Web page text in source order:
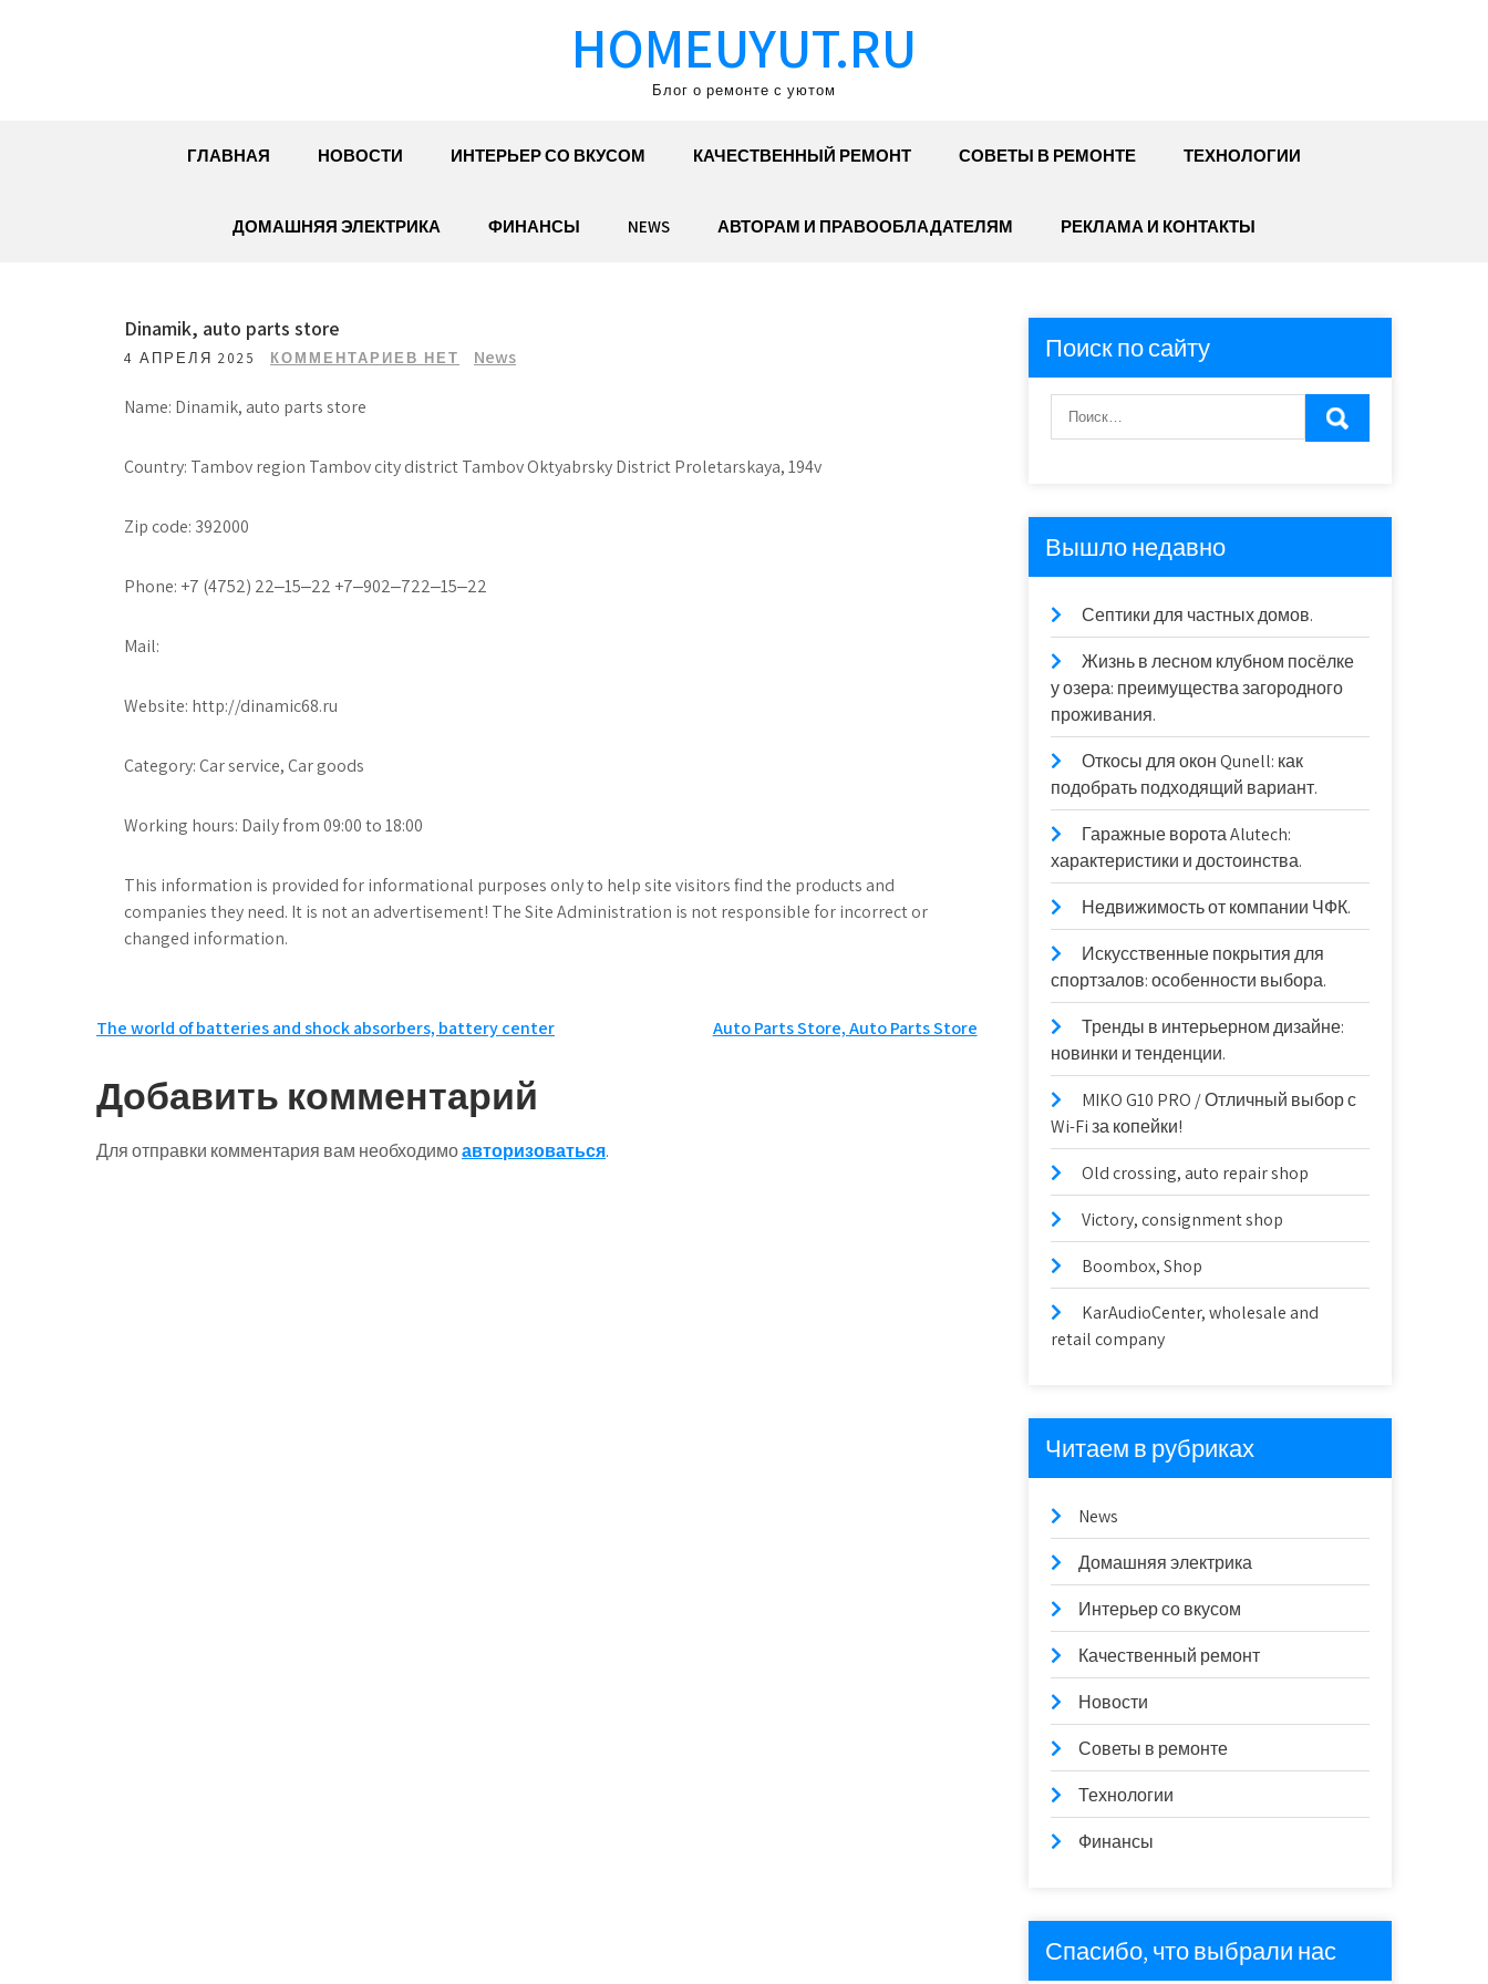
HOMEUYUT.RU
Блог о ремонте с уютом
ГЛАВНАЯ НОВОСТИ ИНТЕРЬЕР СО ВКУСОМ КАЧЕСТВЕННЫЙ РЕМОНТ СОВЕТЫ В РЕМОНТЕ ТЕХНОЛОГИИ
ДОМАШНЯЯ ЭЛЕКТРИКА ФИНАНСЫ NEWS АВТОРАМ И ПРАВООБЛАДАТЕЛЯМ РЕКЛАМА И КОНТАКТЫ
Dinamik, auto parts store
4 АПРЕЛЯ 2025 КОММЕНТАРИЕВ НЕТ News
Name: Dinamik, auto parts store
Country: Tambov region Tambov city district Tambov Oktyabrsky District Proletarskaya, 194v
Zip code: 392000
Phone: +7 (4752) 22‒15‒22 +7‒902‒722‒15‒22
Mail:
Website: http://dinamic68.ru
Category: Car service, Car goods
Working hours: Daily from 09:00 to 18:00
This information is provided for informational purposes only to help site visitors find the products and
companies they need. It is not an advertisement! The Site Administration is not responsible for incorrect or
changed information.
Навигация
по
записям
The world of batteries and shock absorbers, battery center Auto Parts Store, Auto Parts Store
Добавить комментарий
Для отправки комментария вам необходимоавторизоваться.
Поиск по сайту
Вышло недавно
Септики для частных домов.
Жизнь в лесном клубном посёлке
у озера: преимущества загородного
проживания.
Откосы для окон Qunell: как
подобрать подходящий вариант.
Гаражные ворота Alutech:
характеристики и достоинства.
Недвижимость от компании ЧФК.
Искусственные покрытия для
спортзалов: особенности выбора.
Тренды в интерьерном дизайне:
новинки и тенденции.
MIKO G10 PRO / Отличный выбор с
Wi-Fi за копейки!
Old crossing, auto repair shop
Victory, consignment shop
Boombox, Shop
KarAudioCenter, wholesale and
retail company
Читаем в рубриках
News
Домашняя электрика
Интерьер со вкусом
Качественный ремонт
Новости
Советы в ремонте
Технологии
Финансы
Спасибо, что выбрали нас